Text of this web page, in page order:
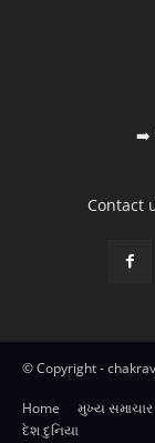
➡️
Contact
© Copyright -
Home મુખ્ય સમાચાર
દેશ દુનિયા